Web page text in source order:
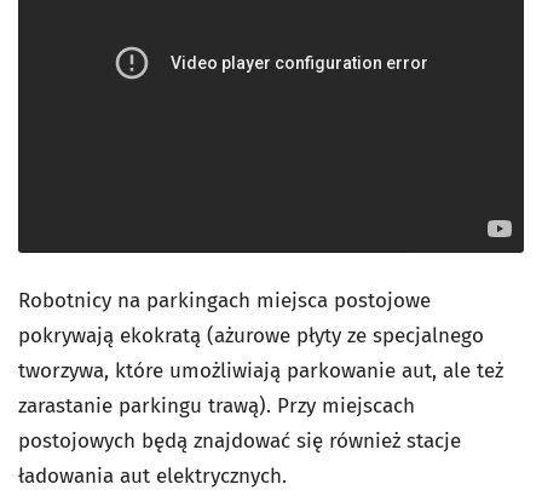
Robotnicy na parkingach miejsca postojowe
pokrywają ekokratą (ażurowe płyty ze specjalnego
tworzywa, które umożliwiają parkowanie aut, ale też
zarastanie parkingu trawą). Przy miejscach
postojowych będą znajdować się również stacje
ładowania aut elektrycznych.